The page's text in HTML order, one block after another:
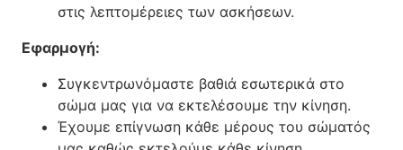
στις λεπτομέρειες των ασκήσεων.
Εφαρμογή:
Συγκεντρωνόμαστε βαθιά εσωτερικά στο
σώμα μας για να εκτελέσουμε την κίνηση.
Έχουμε επίγνωση κάθε μέρους του σώματός